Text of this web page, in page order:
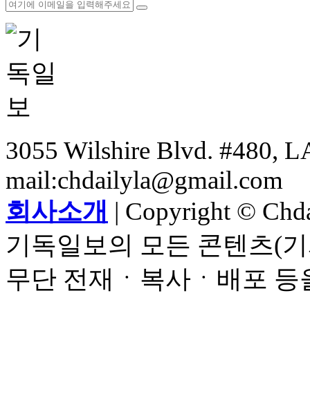
3055 Wilshire Blvd. #480,
mail:chdailyla@gmail.com
회사소개 | Copyright ©
기독일보의 모든 콘텐츠(
무단 전재ㆍ복사ㆍ배포 등